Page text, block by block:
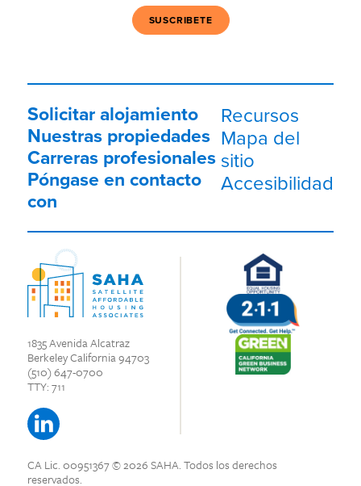
1835 Avenida Alcatraz
Berkeley California 94703
(510) 647-0700
TTY: 711
Solicitar alojamiento
Nuestras propiedades
Carreras profesionales
Póngase en contacto
con
Recursos
Mapa del
sitio
Accesibilidad
CA Lic. 00951367© 2026 SAHA.Todos los derechos
reservados.